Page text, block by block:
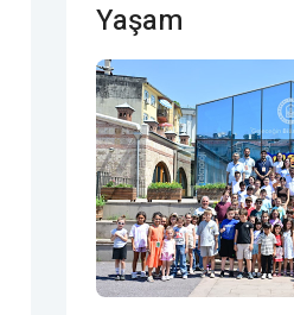
Yaşam